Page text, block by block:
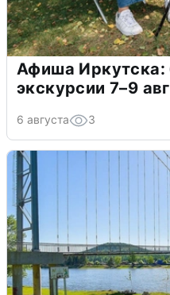
Афиша Иркутска:
экскурсии 7–9
6 августа 3